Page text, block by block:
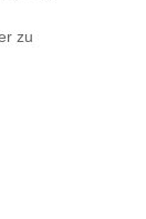
zu